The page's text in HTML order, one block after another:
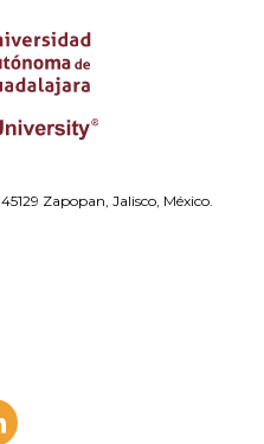
Zapopan, Jalisco, México.